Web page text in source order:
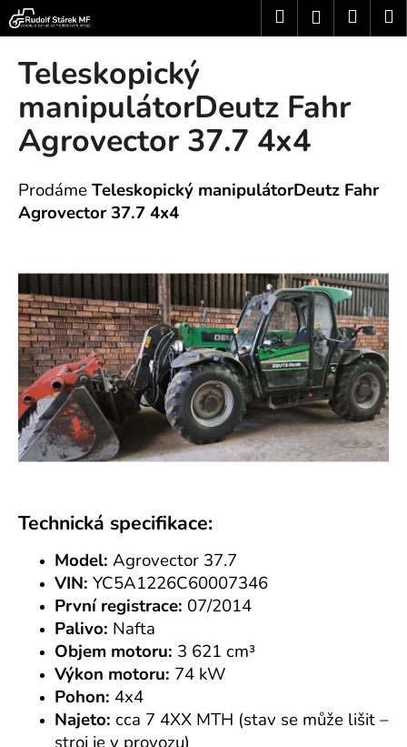
Přejít
na
obsah
HledatPřihlášení
Teleskopický
manipulátorDeutz Fahr
Agrovector 37.7 4x4
ProdámeTeleskopický manipulátorDeutz Fahr
Agrovector 37.7 4x4
Technická specifikace:
Model: Agrovector 37.7
VIN: YC5A1226C60007346
První registrace: 07/2014
Palivo: Nafta
Objem motoru: 3 621 cm³
Výkon motoru: 74 kW
Pohon: 4x4
Najeto: cca 7 4XX MTH (stav se může lišit –
K
o
C
o
p
t
ř
b
u
j
e
t
e
n
a
j
?
HLEDAT